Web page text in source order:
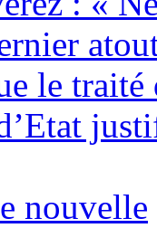
le traité
nouvelle